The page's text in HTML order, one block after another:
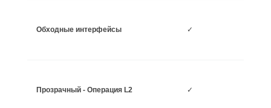
Обходные интерфейсы
Прозрачный - Операция L2
✓
✓